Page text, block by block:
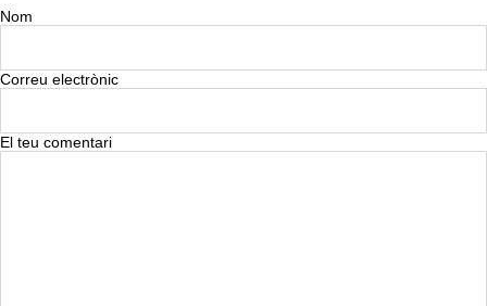
Nom
Correu electrònic
El teu comentari